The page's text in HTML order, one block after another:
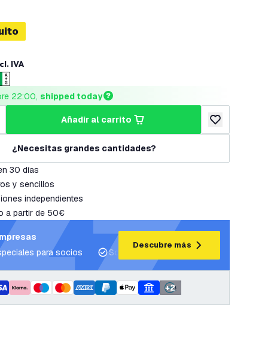
IVA
22:00, shipped today
cantidadañadir al carrito
añadir a lista
¿Necesitas grandes cantidades?
30 días
y sencillos
independientes
a partir de 50€
para socios
Soporte para proyectos y planes de
Descubre más
+2